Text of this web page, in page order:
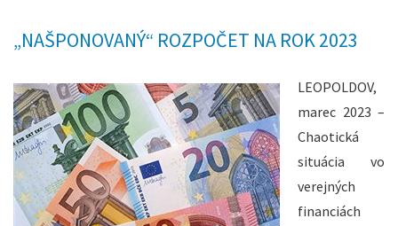
„NAŠPONOVANÝ“ ROZPOČET NA ROK 2023
LEOPOLDOV,
marec 2023 –
Chaotická
situácia vo
verejných
financiách